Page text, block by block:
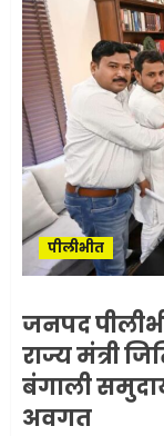
पीलीभीत
जनपद
राज्य मंत्री
बंगाली
अवगत